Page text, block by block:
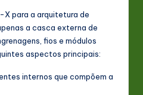
X para a arquitetura de
a casca externa de
fios e módulos
aspectos principais:
internos que compõem a